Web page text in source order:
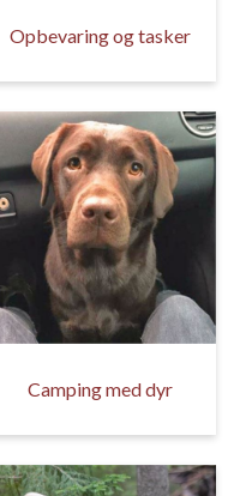
Opbevaring og tasker
Camping med dyr